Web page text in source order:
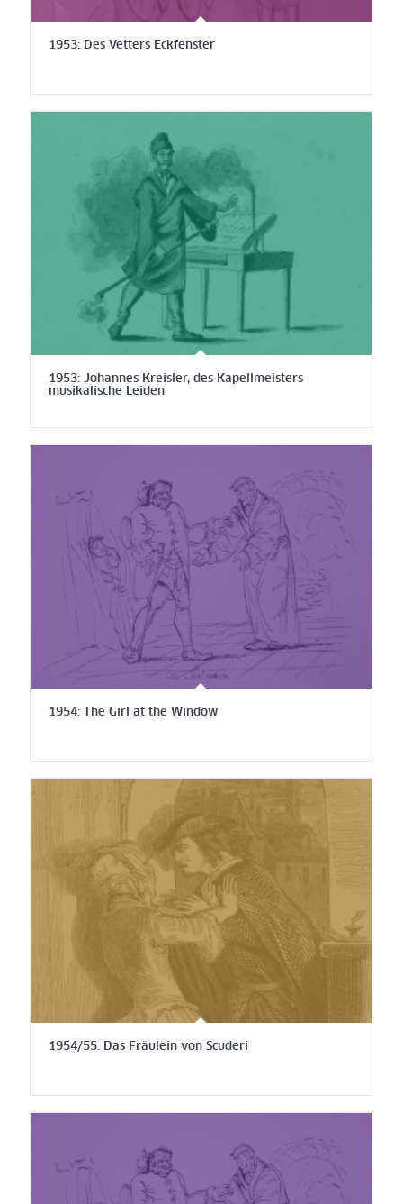
1953: Des Vetters Eckfenster
1953: Johannes Kreisler, des Kapellmeisters
musikalische Leiden
1954: The Girl at the Window
1954/55: Das Fräulein von Scuderi